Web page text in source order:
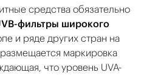
средства обязательно
фильтры широкого
и ряде других стран на
маркировка
что уровень UVA-